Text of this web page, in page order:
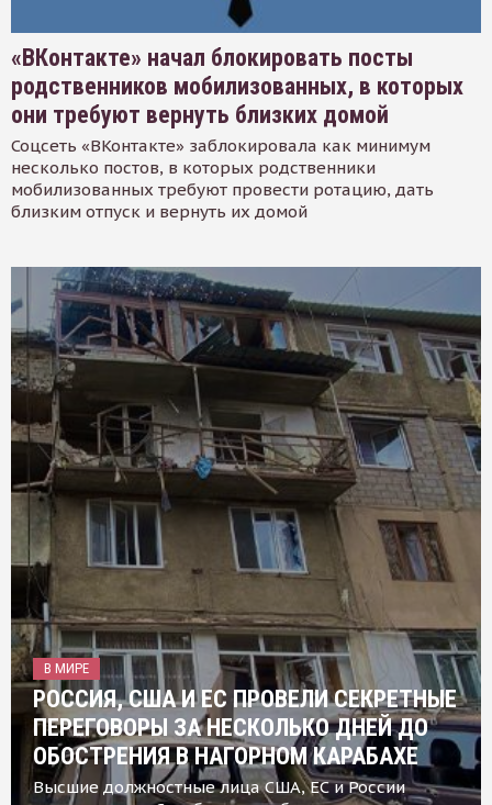
«ВКонтакте» начал блокировать посты
родственников мобилизованных, в которых
они требуют вернуть близких домой
Соцсеть «ВКонтакте» заблокировала как минимум
несколько постов, в которых родственники
мобилизованных требуют провести ротацию, дать
близким отпуск и вернуть их домой
В МИРЕ
РОССИЯ, США И ЕС ПРОВЕЛИ СЕКРЕТНЫЕ
ПЕРЕГОВОРЫ ЗА НЕСКОЛЬКО ДНЕЙ ДО
ОБОСТРЕНИЯ В НАГОРНОМ КАРАБАХЕ
Высшие должностные лица США, ЕС и России